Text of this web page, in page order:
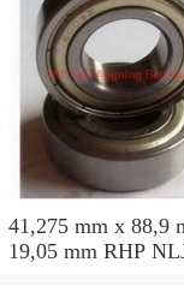
41,275 mm x 88,9
19,05 mm RHP NLJ1.5/8